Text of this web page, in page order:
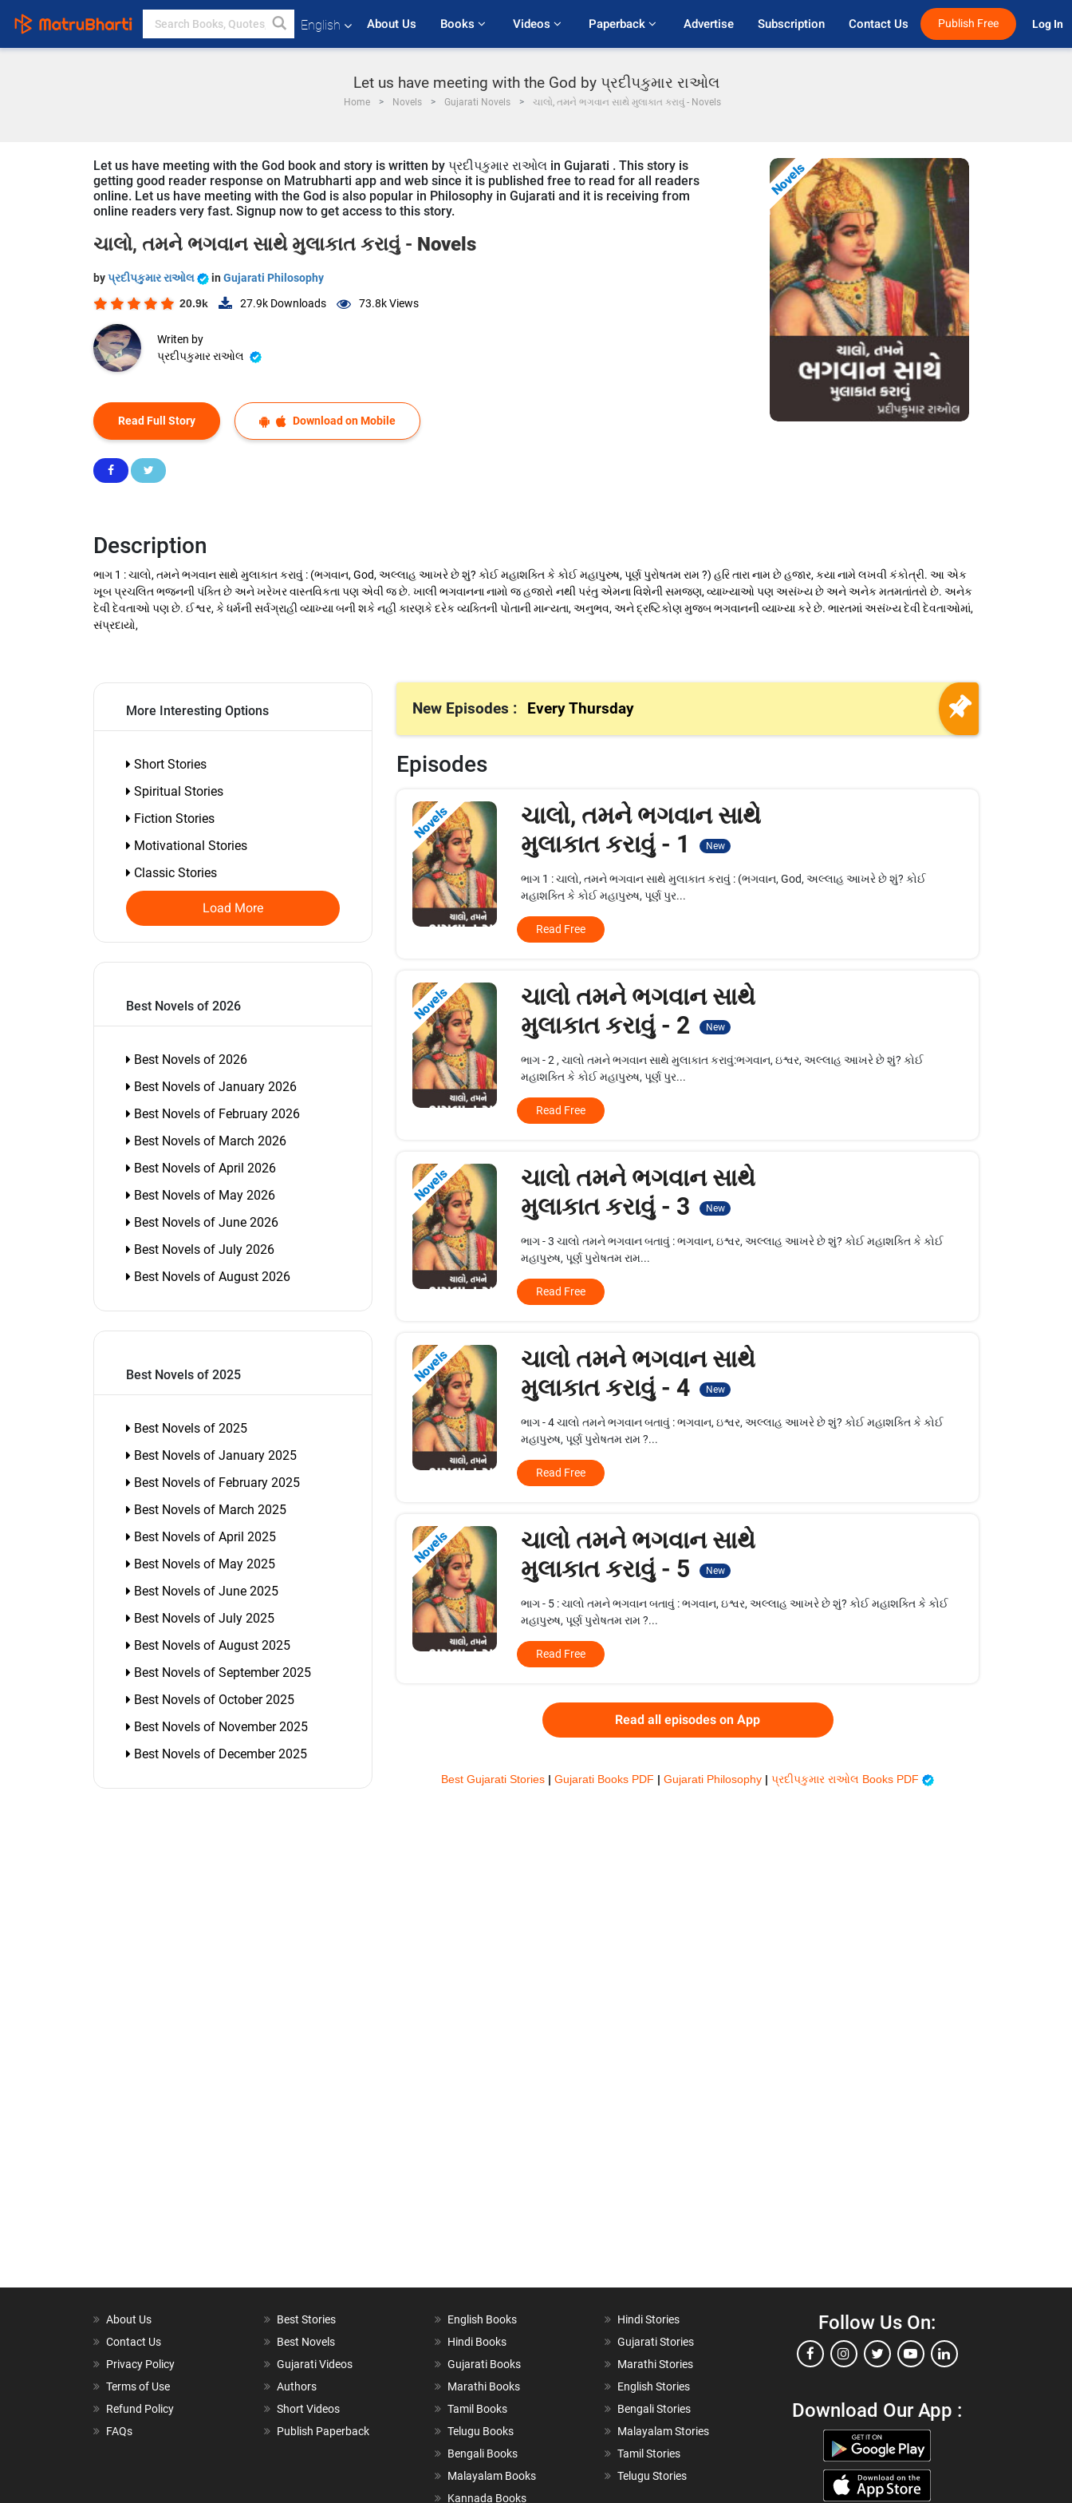
English About Us Books Videos Paperback Advertise Subscription Contact Us Publish Free Log In
Let us have meeting with the God by પ્રદીપકુમાર રાઓલ
Home Novels Gujarati Novels ચાલો, તમને ભગવાન સાથે મુલાકાત કરાવું - Novels
Let us have meeting with the God book and story is written by પ્રદીપકુમાર રાઓલ in Gujarati . This story is
getting good reader response on Matrubharti app and web since it is published free to read for all readers
online. Let us have meeting with the God is also popular in Philosophy in Gujarati and it is receiving from
online readers very fast. Signup now to get access to this story.
ચાલો, તમને ભગવાન સાથે મુલાકાત કરાવું - Novels
byપ્રદીપકુમાર રાઓલ in Gujarati Philosophy
20.9k 27.9k Downloads 73.8kViews
Writen by
પ્રદીપકુમાર રાઓલ
Read Full Story Download on Mobile
Novels
Description
ભાગ 1 : ચાલો, તમને ભગવાન સાથે મુલાકાત કરાવું : (ભગવાન, God, અલ્લાહ આખરે છે શું? કોઈ મહાશક્તિ કે કોઈ મહાપુરુષ, પૂર્ણ પુરોષતમ રામ ?) હરિ તારા નામ છે હજાર, કયા નામે લખવી કંકોત્રી. આ એક
ખૂબ પ્રચલિત ભજનની પંક્તિ છે અને ખરેખર વાસ્તવિકતા પણ એવી જ છે. ખાલી ભગવાનના નામો જ હજારો નથી પરંતુ એમના વિશેની સમજણ, વ્યાખ્યાઓ પણ અસંખ્ય છે અને અનેક મતમતાંતરો છે. અનેક
દેવી દેવતાઓ પણ છે. ઈશ્વર, કે ધર્મની સર્વગ્રાહી વ્યાખ્યા બની શકે નહીં કારણકે દરેક વ્યક્તિની પોતાની માન્યતા, અનુભવ, અને દ્રષ્ટિકોણ મુજબ ભગવાનની વ્યાખ્યા કરે છે. ભારતમાં અસંખ્ય દેવી દેવતાઓમાં,
સંપ્રદાયો,
More Interesting Options
Short Stories
Spiritual Stories
Fiction Stories
Motivational Stories
Classic Stories
Load More
Best Novels of 2026
Best Novels of 2026
Best Novels of January 2026
Best Novels of February 2026
Best Novels of March 2026
Best Novels of April 2026
Best Novels of May 2026
Best Novels of June 2026
Best Novels of July 2026
Best Novels of August 2026
Best Novels of 2025
Best Novels of 2025
Best Novels of January 2025
Best Novels of February 2025
Best Novels of March 2025
Best Novels of April 2025
Best Novels of May 2025
Best Novels of June 2025
Best Novels of July 2025
Best Novels of August 2025
Best Novels of September 2025
Best Novels of October 2025
Best Novels of November 2025
Best Novels of December 2025
New Episodes : Every Thursday
Episodes
Novels
ચાલો, તમને ભગવાન સાથે
મુલાકાત કરાવું - 1
New
ભાગ 1 : ચાલો, તમને ભગવાન સાથે મુલાકાત કરાવું : (ભગવાન, God, અલ્લાહ આખરે છે શું? કોઈ
મહાશક્તિ કે કોઈ મહાપુરુષ, પૂર્ણ પુર...
Read Free
Novels
ચાલો તમને ભગવાન સાથે
મુલાકાત કરાવું - 2
New
ભાગ - 2 , ચાલો તમને ભગવાન સાથે મુલાકાત કરાવું:ભગવાન, ઇશ્વર, અલ્લાહ આખરે છે શું? કોઈ
મહાશક્તિ કે કોઈ મહાપુરુષ, પૂર્ણ પુર...
Read Free
Novels
ચાલો તમને ભગવાન સાથે
મુલાકાત કરાવું - 3
New
ભાગ - 3 ચાલો તમને ભગવાન બતાવું : ભગવાન, ઇશ્વર, અલ્લાહ આખરે છે શું? કોઈ મહાશક્તિ કે કોઈ
મહાપુરુષ, પૂર્ણ પુરોષતમ રામ...
Read Free
Novels
ચાલો તમને ભગવાન સાથે
મુલાકાત કરાવું - 4
New
ભાગ - 4 ચાલો તમને ભગવાન બતાવું : ભગવાન, ઇશ્વર, અલ્લાહ આખરે છે શું? કોઈ મહાશક્તિ કે કોઈ
મહાપુરુષ, પૂર્ણ પુરોષતમ રામ ?...
Read Free
Novels
ચાલો તમને ભગવાન સાથે
મુલાકાત કરાવું - 5
New
ભાગ - 5 : ચાલો તમને ભગવાન બતાવું : ભગવાન, ઇશ્વર, અલ્લાહ આખરે છે શું? કોઈ મહાશક્તિ કે કોઈ
મહાપુરુષ, પૂર્ણ પુરોષતમ રામ ?...
Read Free
Read all episodes on App
Best Gujarati Stories | Gujarati Books PDF | Gujarati Philosophy | પ્રદીપકુમાર રાઓલ Books PDF
About Us
Contact Us
Privacy Policy
Terms of Use
Refund Policy
FAQs
Best Stories
Best Novels
Gujarati Videos
Authors
Short Videos
Publish Paperback
English Books
Hindi Books
Gujarati Books
Marathi Books
Tamil Books
Telugu Books
Bengali Books
Malayalam Books
Kannada Books
Hindi Stories
Gujarati Stories
Marathi Stories
English Stories
Bengali Stories
Malayalam Stories
Tamil Stories
Telugu Stories
Follow Us On:
Download Our App :